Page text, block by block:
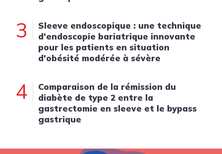
3
Sleeve endoscopique : une technique
d'endoscopie bariatrique innovante
pour les patients en situation
d'obésité modérée à sévère
4
Comparaison de la rémission du
diabète de type 2 entre la
gastrectomie en sleeve et le bypass
gastrique